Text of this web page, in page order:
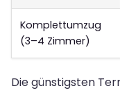
Komplettumzug
(3–4 Zimmer)
Die günstigsten